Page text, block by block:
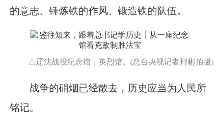
的意志、锤炼铁的作风、锻造铁的队伍。
△辽沈战役纪念馆，英烈馆。(总台央视记者邢彬拍摄)
战争的硝烟已经散去，历史应当为人民所
铭记。